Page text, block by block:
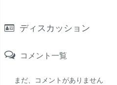
ディスカッション
コメント一覧
まだ、コメントがありません